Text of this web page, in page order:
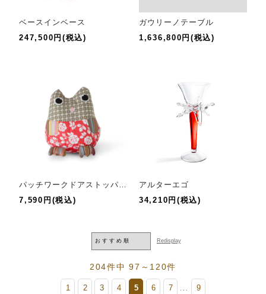
ベースインベース
247,500円(税込)
ガウリーノテーブル
1,636,800円(税込)
7,590円(税込)
アルターエゴ
34,210円(税込)
204件中 97～120件
1 2 3 4 5 6 7 9